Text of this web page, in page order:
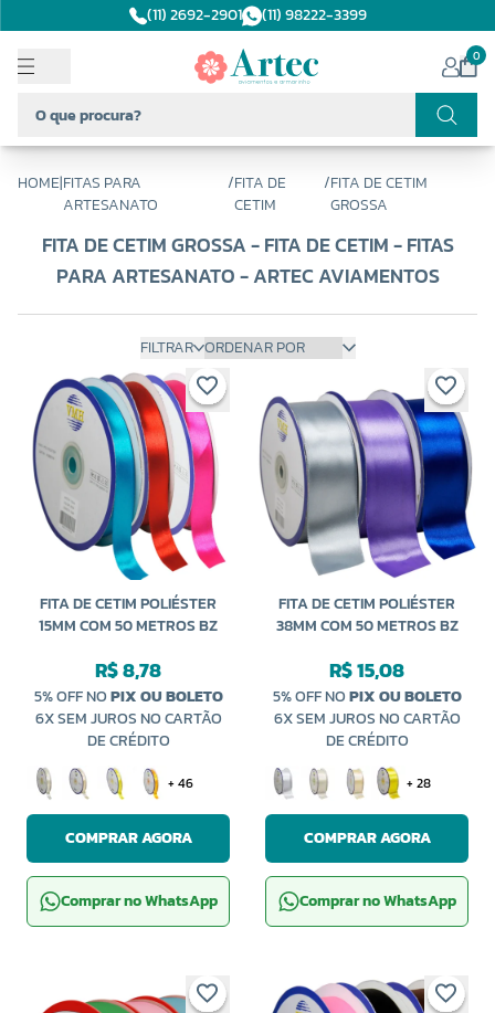
(11) 2692-2901 (11) 98222-3399
0
HOME|FITAS PARA
ARTESANATO
/FITA DE
CETIM
/FITA DE CETIM
GROSSA
FITA DE CETIM GROSSA - FITA DE CETIM - FITAS
PARA ARTESANATO - ARTEC AVIAMENTOS
FILTRAR
FITA DE CETIM POLIÉSTER
15MM COM 50 METROS BZ
R$ 8,78
5% OFF NOPIX OU BOLETO
6X SEM JUROS NO CARTÃO
DE CRÉDITO
+ 46
COMPRAR AGORA
Comprar no WhatsApp
FITA DE CETIM POLIÉSTER
38MM COM 50 METROS BZ
R$ 15,08
5% OFF NOPIX OU BOLETO
6X SEM JUROS NO CARTÃO
DE CRÉDITO
+ 28
COMPRAR AGORA
Comprar no WhatsApp